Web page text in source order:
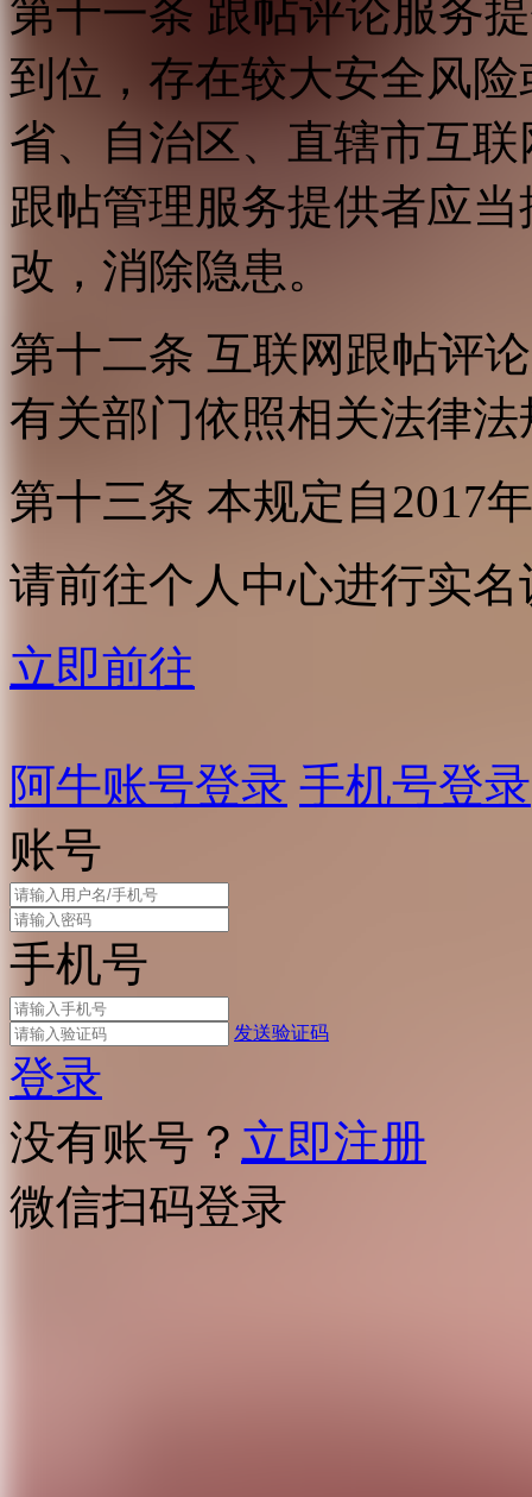
第十一条 跟帖评论服务
到位，存在较大安全风
省、自治区、直辖市互
跟帖管理服务提供者应
改，消除隐患。
第十二条 互联网跟帖评
有关部门依照相关法律
第十三条 本规定自2017
请前往个人中心进行实名
立即前往
阿牛账号登录 手机号登录
账号
手机号
发送验证码
登录
没有账号？ 立即注册
微信扫码登录